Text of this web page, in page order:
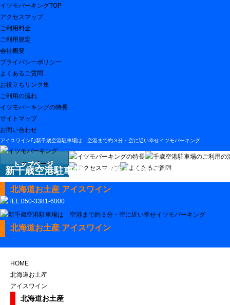
イツモパーキングTOP
アクセスマップ
ご利用料金
ご利用規定
会社概要
プライバシーポリシー
よくあるご質問
お役立ちリンク集
ご利用の流れ
イツモパーキングの特長
サイトマップ
お問い合わせ
アイスワイン｢｣新千歳空港駐車場は 空港まで約３分・空に近い幸せイツモパーキング
新千歳空港駐車場は 空港まで約３分・空に近い
北海道お土産 アイスワイン
北海道お土産 アイスワイン
HOME
北海道お土産
アイスワイン
北海道お土産